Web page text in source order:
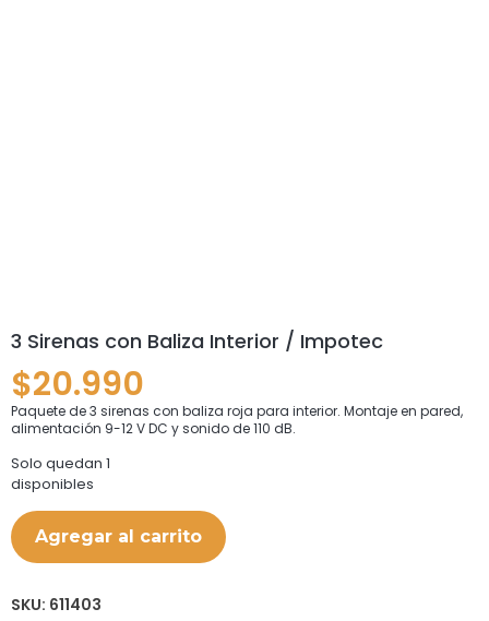
3 Sirenas con Baliza Interior / Impotec
$20.990
Paquete de 3 sirenas con baliza roja para interior. Montaje en pared,
alimentación 9-12 V DC y sonido de 110 dB.
Solo quedan 1
disponibles
Agregar al carrito
SKU: 611403